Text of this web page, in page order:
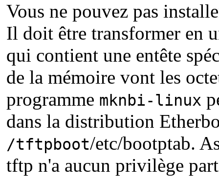
Vous ne pouvez pas
Il doit être transformer en
qui contient une entête
de la mémoire vont les
programme mknbi-linux
dans la distribution
/tftpboot/etc/bootptab.
tftp n'a aucun privilège